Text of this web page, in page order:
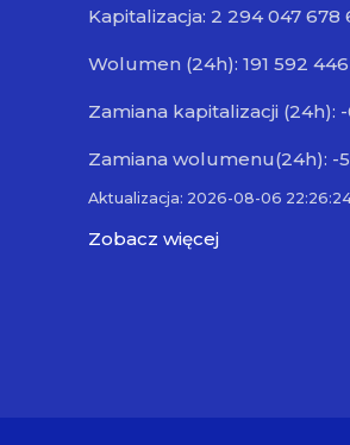
Kapitalizacja: 2 294 047 678
Wolumen (24h): 191 592
Zamiana kapitalizacji (24h): -
Zamiana wolumenu(24h): -
Aktualizacja: 2026-08-06
Zobacz więcej